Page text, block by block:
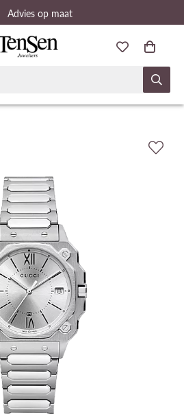
Advies op maat
Snelle verzending